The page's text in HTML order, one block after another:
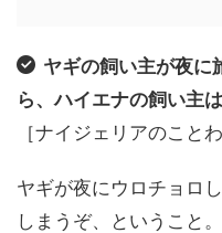
ヤギの飼い主が夜に
ら、ハイエナの飼い主
［ナイジェリアのことわ
ヤギが夜にウロチョロ
しまうぞ、ということ。